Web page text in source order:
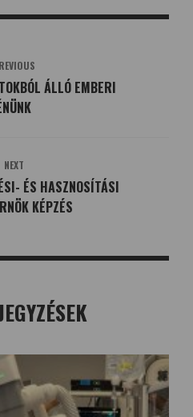
ÁLLÓ EMBERI
NEXT
ÉS HASZNOSÍTÁSI
KÉPZÉS